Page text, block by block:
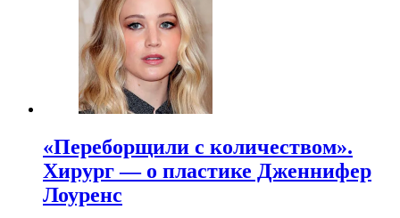
«Переборщили с количеством».
Хирург — о пластике Дженнифер
Лоуренс